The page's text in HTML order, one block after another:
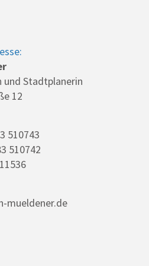
und Stadtplanerin
12
510743
510742
mueldener.de